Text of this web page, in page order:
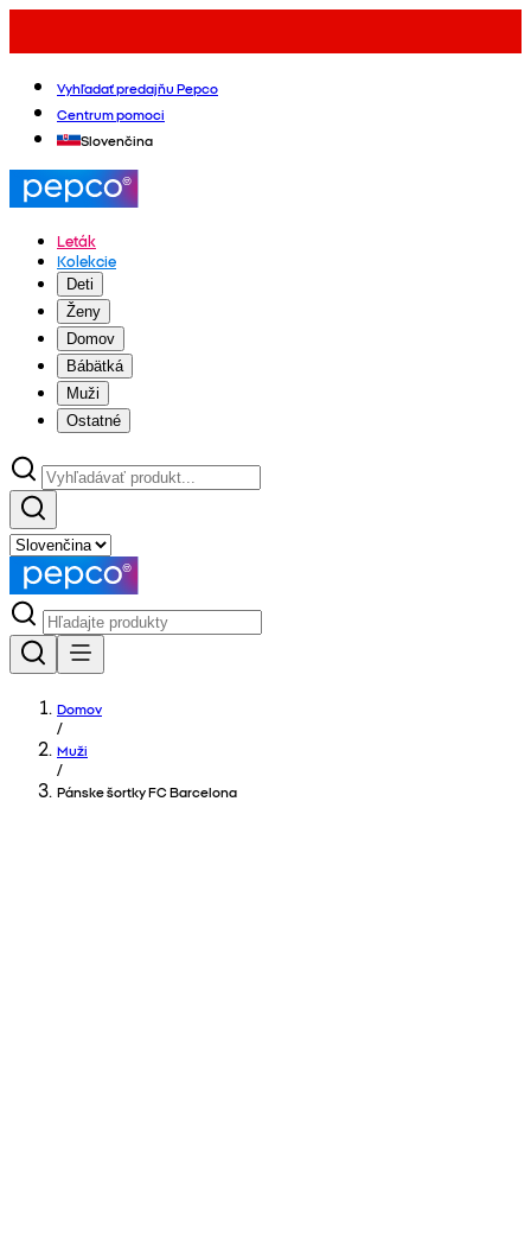
Vyhľadať predajňu Pepco
Centrum pomoci
Slovenčina
Leták
Kolekcie
Deti
Ženy
Domov
Bábätká
Muži
Ostatné
Domov
/
Muži
/
Pánske šortky FC Barcelona